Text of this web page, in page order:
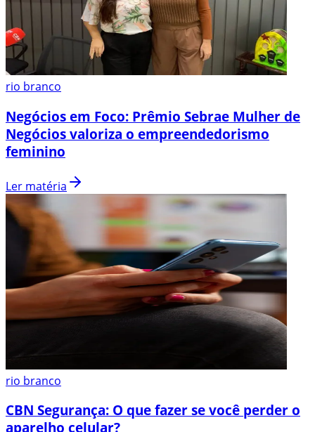
rio branco
Negócios em Foco: Prêmio Sebrae Mulher de
Negócios valoriza o empreendedorismo
feminino
Ler matéria
rio branco
CBN Segurança: O que fazer se você perder o
aparelho celular?